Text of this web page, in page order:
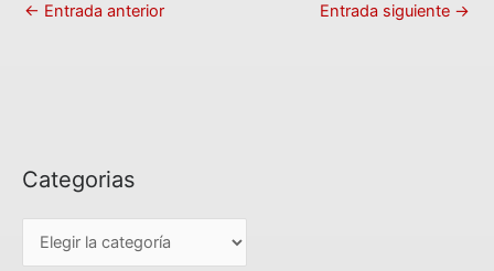
← Entrada anterior Entrada siguiente →
Categorias
C